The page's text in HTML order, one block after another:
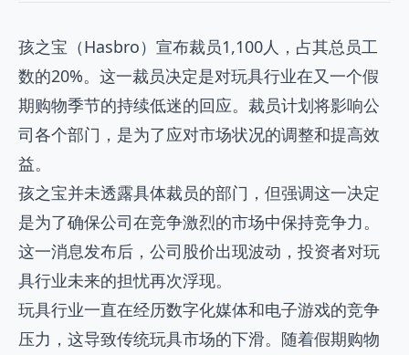
孩之宝（Hasbro）宣布裁员1,100人，占其总员工
数的20%。这一裁员决定是对玩具行业在又一个假
期购物季节的持续低迷的回应。裁员计划将影响公
司各个部门，是为了应对市场状况的调整和提高效
益。
孩之宝并未透露具体裁员的部门，但强调这一决定
是为了确保公司在竞争激烈的市场中保持竞争力。
这一消息发布后，公司股价出现波动，投资者对玩
具行业未来的担忧再次浮现。
玩具行业一直在经历数字化媒体和电子游戏的竞争
压力，这导致传统玩具市场的下滑。随着假期购物